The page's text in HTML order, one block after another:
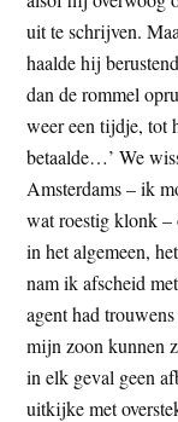
uit te schrijven.
haalde hij
dan de rommel
weer een tijdje, tot
betaalde…’ We
Amsterdams – ik
wat roestig klonk –
in het algemeen,
nam ik afscheid
agent had
mijn zoon kunnen
in elk geval geen
uitkijke met